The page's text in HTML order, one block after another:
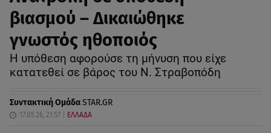
βιασμού – Δικαιώθηκε
γνωστός ηθοποιός
Η υπόθεση αφορούσε τη μήνυση που είχε
κατατεθεί σε βάρος του Ν. Στραβοπόδη
Συντακτική ΟμάδαSTAR.GR
17.05.26, 21:57 ΕΛΛΑΔΑ